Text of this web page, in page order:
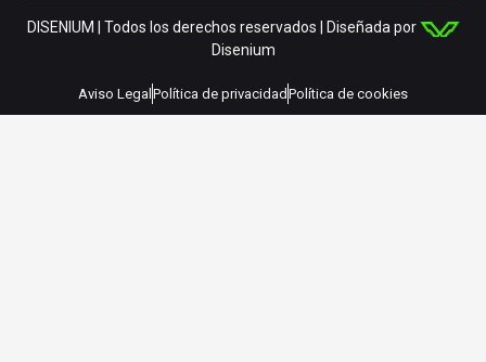
DISENIUM | Todos los derechos reservados | Diseñada por
Disenium
Aviso Legal Política de privacidad Política de cookies